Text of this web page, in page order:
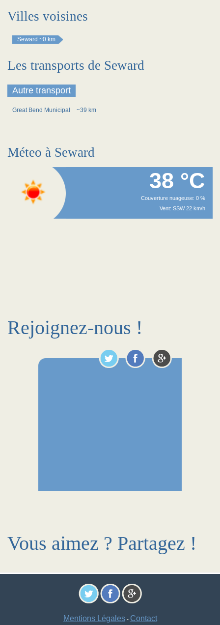
Villes voisines
Seward ~0 km
Les transports de Seward
Autre transport
Great Bend Municipal ~39 km
Méteo à Seward
38 °C
Couverture nuageuse: 0 %
Vent: SSW 22 km/h
Rejoignez-nous !
Vous aimez ? Partagez !
Mentions Légales- Contact